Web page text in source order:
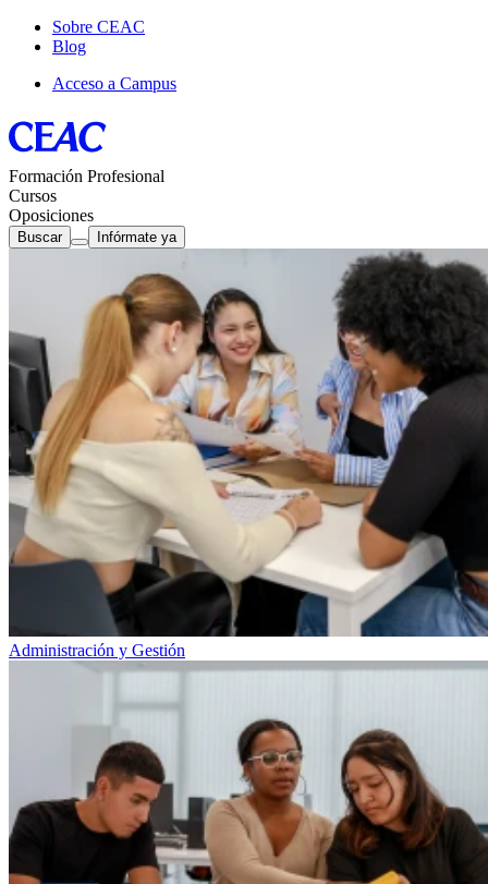
Sobre CEAC
Blog
Acceso a Campus
Formación Profesional
Cursos
Oposiciones
Buscar Infórmate ya
Administración y Gestión